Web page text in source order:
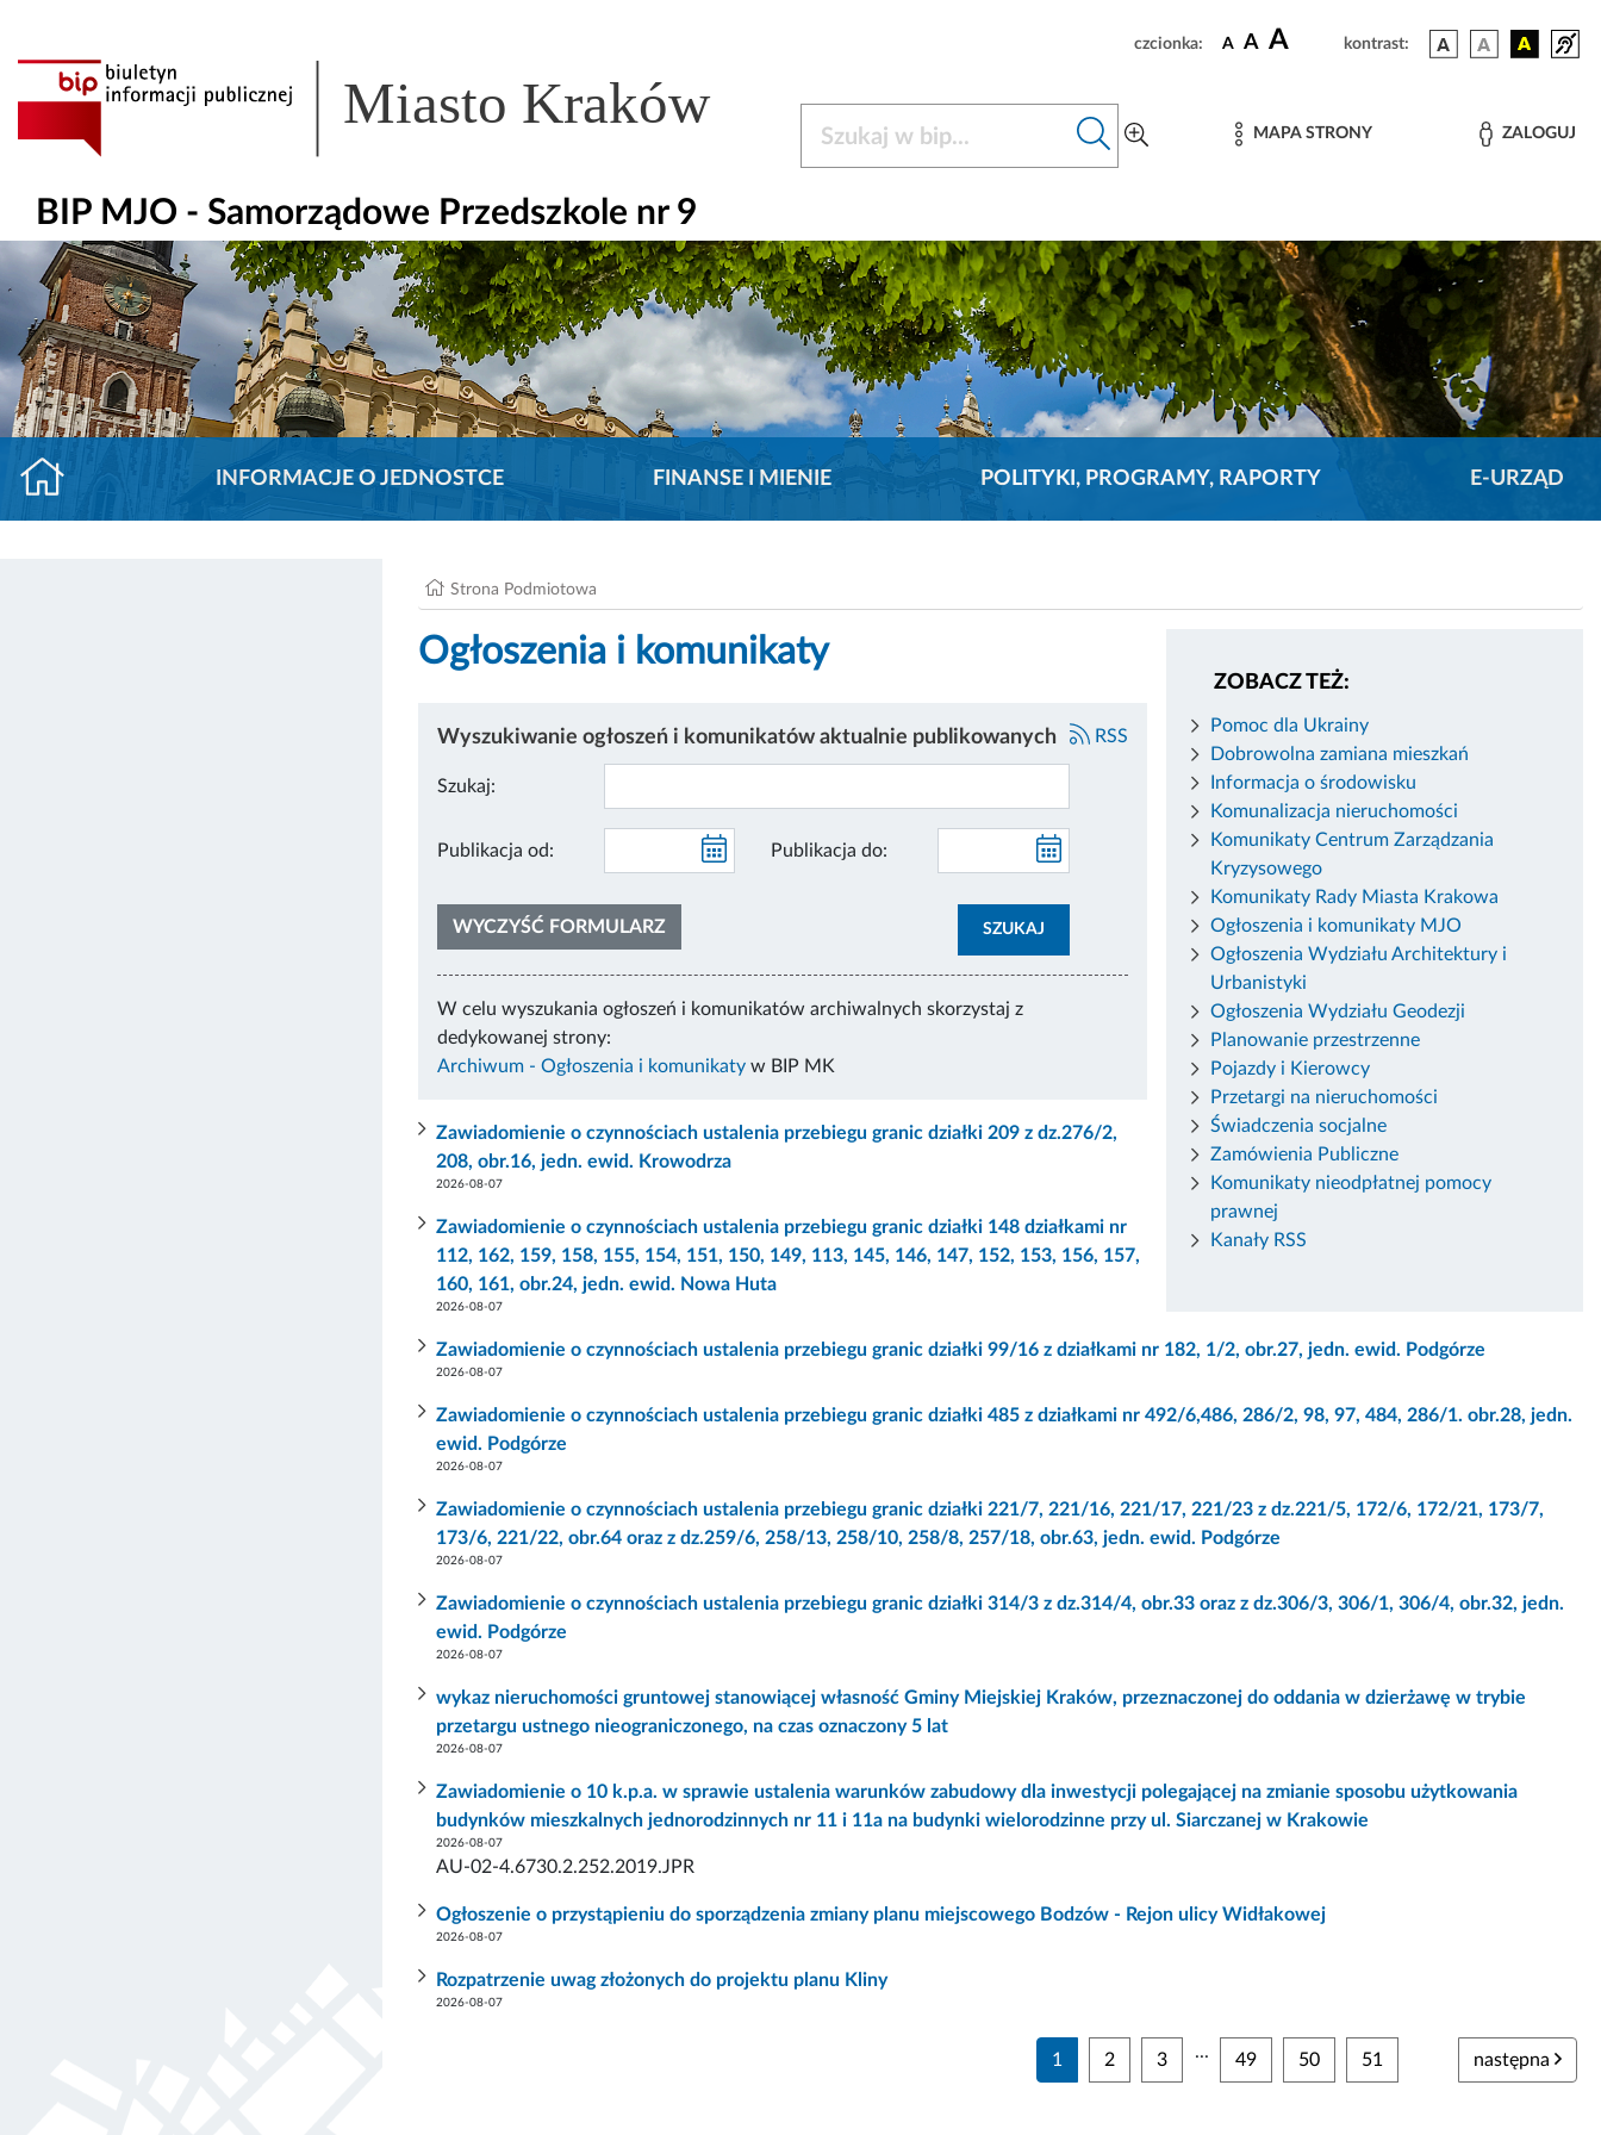
czcionka: A A A kontrast:
Miasto Kraków MAPA STRONY ZALOGUJ
BIP MJO - Samorządowe Przedszkole nr 9
INFORMACJE O JEDNOSTCE FINANSE I MIENIE POLITYKI, PROGRAMY, RAPORTY E-URZĄD
Strona Podmiotowa
ZOBACZ TEŻ:
Pomoc dla Ukrainy
Dobrowolna zamiana mieszkań
Informacja o środowisku
Komunalizacja nieruchomości
Komunikaty Centrum Zarządzania
Kryzysowego
Komunikaty Rady Miasta Krakowa
Ogłoszenia i komunikaty MJO
Ogłoszenia Wydziału Architektury i
Urbanistyki
Ogłoszenia Wydziału Geodezji
Planowanie przestrzenne
Pojazdy i Kierowcy
Przetargi na nieruchomości
Świadczenia socjalne
Zamówienia Publiczne
Komunikaty nieodpłatnej pomocy
prawnej
Kanały RSS
Ogłoszenia i komunikaty
RSS
Wyszukiwanie ogłoszeń i komunikatów aktualnie publikowanych
Szukaj:
Publikacja od: Publikacja do:
WYCZYŚĆ FORMULARZ SZUKAJ
W celu wyszukania ogłoszeń i komunikatów archiwalnych skorzystaj z
dedykowanej strony:
Archiwum - Ogłoszenia i komunikaty w BIP MK
Zawiadomienie o czynnościach ustalenia przebiegu granic działki 209 z dz.276/2,
208, obr.16, jedn. ewid. Krowodrza
2026-08-07
Zawiadomienie o czynnościach ustalenia przebiegu granic działki 148 działkami nr
112, 162, 159, 158, 155, 154, 151, 150, 149, 113, 145, 146, 147, 152, 153, 156, 157,
160, 161, obr.24, jedn. ewid. Nowa Huta
2026-08-07
Zawiadomienie o czynnościach ustalenia przebiegu granic działki 99/16 z działkami nr 182, 1/2, obr.27, jedn. ewid. Podgórze
2026-08-07
Zawiadomienie o czynnościach ustalenia przebiegu granic działki 485 z działkami nr 492/6,486, 286/2, 98, 97, 484, 286/1. obr.28, jedn.
ewid. Podgórze
2026-08-07
Zawiadomienie o czynnościach ustalenia przebiegu granic działki 221/7, 221/16, 221/17, 221/23 z dz.221/5, 172/6, 172/21, 173/7,
173/6, 221/22, obr.64 oraz z dz.259/6, 258/13, 258/10, 258/8, 257/18, obr.63, jedn. ewid. Podgórze
2026-08-07
Zawiadomienie o czynnościach ustalenia przebiegu granic działki 314/3 z dz.314/4, obr.33 oraz z dz.306/3, 306/1, 306/4, obr.32, jedn.
ewid. Podgórze
2026-08-07
wykaz nieruchomości gruntowej stanowiącej własność Gminy Miejskiej Kraków, przeznaczonej do oddania w dzierżawę w trybie
przetargu ustnego nieograniczonego, na czas oznaczony 5 lat
2026-08-07
Zawiadomienie o 10 k.p.a. w sprawie ustalenia warunków zabudowy dla inwestycji polegającej na zmianie sposobu użytkowania
budynków mieszkalnych jednorodzinnych nr 11 i 11a na budynki wielorodzinne przy ul. Siarczanej w Krakowie
2026-08-07
AU-02-4.6730.2.252.2019.JPR
Ogłoszenie o przystąpieniu do sporządzenia zmiany planu miejscowego Bodzów - Rejon ulicy Widłakowej
2026-08-07
Rozpatrzenie uwag złożonych do projektu planu Kliny
2026-08-07
1 2 3 ... 49 50 51 następna